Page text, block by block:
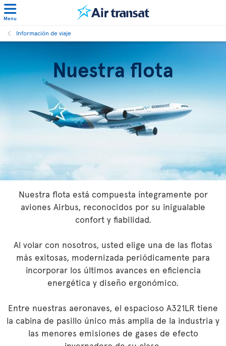
Menu
Información de viaje
Nuestra flota
Nuestra flota está compuesta íntegramente por
aviones Airbus, reconocidos por su inigualable
confort y fiabilidad.
Al volar con nosotros, usted elige una de las flotas
más exitosas, modernizada periódicamente para
incorporar los últimos avances en eficiencia
energética y diseño ergonómico.
Entre nuestras aeronaves, el espacioso A321LR tiene
la cabina de pasillo único más amplia de la industria y
las menores emisiones de gases de efecto